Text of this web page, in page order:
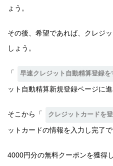
ょう。
その後、希望であれば、クレジ
しょう。
「 早速クレジット自動精算登録を
ット自動精算新規登録ページに進
そこから「 クレジットカードを
ットカードの情報を入力し完了で
4000円分の無料クーポンを獲得